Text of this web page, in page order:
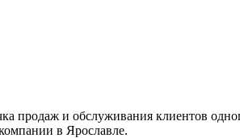
и обслуживания клиентов
в Ярославле.